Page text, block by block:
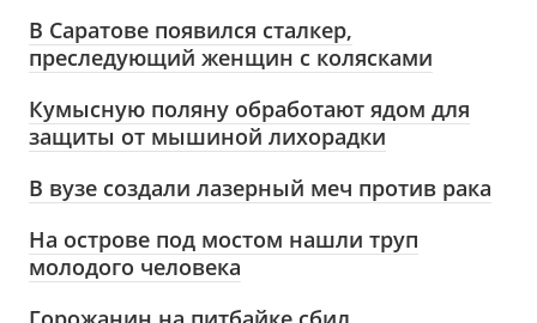
В Саратове появился сталкер,
преследующий женщин с колясками
Кумысную поляну обработают ядом для
защиты от мышиной лихорадки
В вузе создали лазерный меч против рака
На острове под мостом нашли труп
молодого человека